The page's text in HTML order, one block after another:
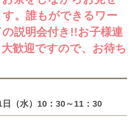
。誰もができるワー
説明会付き!!お子様連
歓迎ですので、お待ち
（水）10：30～11：30